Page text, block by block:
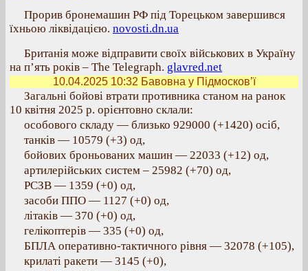
Прорив бронемашин РФ під Торецьком завершився
їхньою ліквідацією. novosti.dn.ua
Британія може відправити своїх військових в Україну
на п’ять років – The Telegraph. glavred.net
10.04.2025 10:32 Бавовна у Підмосков’ї
Загальні бойові втрати противника станом на ранок
10 квітня 2025 р. орієнтовно склали:
особового складу — близько 929000 (+1420) осіб,
танків — 10579 (+3) од,
бойових броньованих машин — 22033 (+12) од,
артилерійських систем – 25982 (+70) од,
РСЗВ — 1359 (+0) од,
засоби ППО — 1127 (+0) од,
літаків — 370 (+0) од,
гелікоптерів — 335 (+0) од,
БПЛА оперативно-тактичного рівня — 32078 (+105),
крилаті ракети — 3145 (+0),